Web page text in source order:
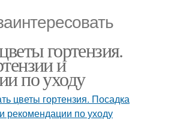
гортензия.
и
по уходу